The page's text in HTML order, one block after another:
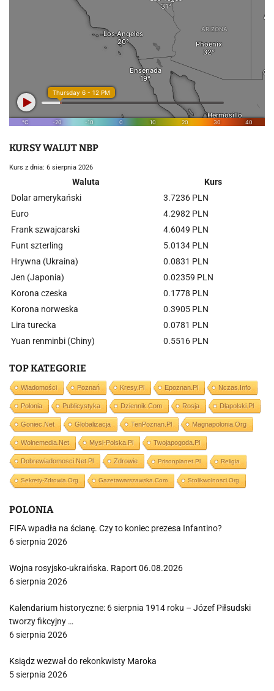
KURSY WALUT NBP
Kurs z dnia: 6 sierpnia 2026
Waluta
Kurs
Dolar amerykański
3.7236 PLN
Euro
4.2982 PLN
Frank szwajcarski
4.6049 PLN
Funt szterling
5.0134 PLN
Hrywna (Ukraina)
0.0831 PLN
Jen (Japonia)
0.02359 PLN
Korona czeska
0.1778 PLN
Korona norweska
0.3905 PLN
Lira turecka
0.0781 PLN
Yuan renminbi (Chiny)
0.5516 PLN
TOP KATEGORIE
Wiadomości Poznań Kresy.pl Epoznan.pl Nczas.info
Polonia Publicystyka Dziennik.com Rosja Dlapolski.pl
Goniec.net Globalizacja TenPoznan.pl Magnapolonia.org
Wolnemedia.net Mysl-Polska.pl Twojapogoda.pl
Dobrewiadomosci.net.pl Zdrowie Prisonplanet.pl Religia
Sekrety-Zdrowia.org Gazetawarszawska.com Stolikwolnosci.org
POLONIA
FIFA wpadła na ścianę. Czy to koniec prezesa Infantino?
6 sierpnia 2026
Wojna rosyjsko-ukraińska. Raport 06.08.2026
6 sierpnia 2026
Kalendarium historyczne: 6 sierpnia 1914 roku – Józef Piłsudski
tworzy fikcyjny …
6 sierpnia 2026
Ksiądz wezwał do rekonkwisty Maroka
5 sierpnia 2026